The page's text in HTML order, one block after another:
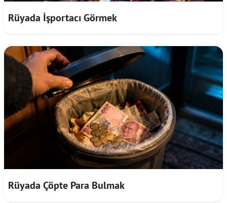
Rüyada İşportacı Görmek
Rüyada Çöpte Para Bulmak